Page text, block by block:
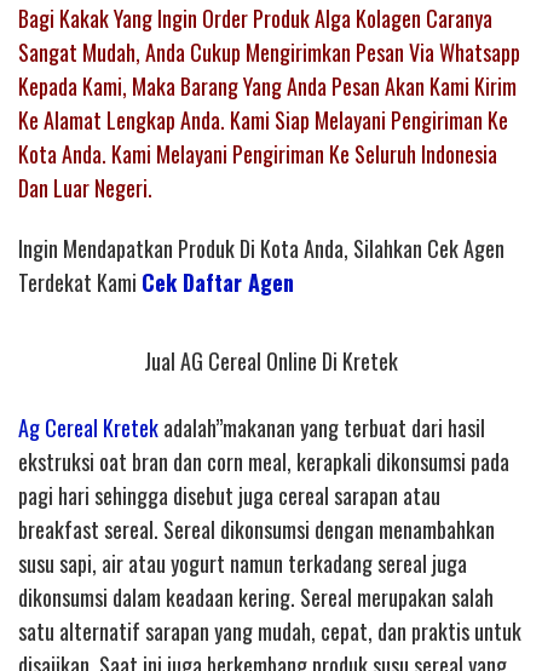
Bagi Kakak Yang Ingin Order Produk Alga Kolagen Caranya
Sangat Mudah, Anda Cukup Mengirimkan Pesan Via Whatsapp
Kepada Kami, Maka Barang Yang Anda Pesan Akan Kami Kirim
Ke Alamat Lengkap Anda. Kami Siap Melayani Pengiriman Ke
Kota Anda. Kami Melayani Pengiriman Ke Seluruh Indonesia
Dan Luar Negeri.
Ingin Mendapatkan Produk Di Kota Anda, Silahkan Cek Agen
Terdekat Kami Cek Daftar Agen
Jual AG Cereal Online Di Kretek
Ag Cereal Kretekadalah”makanan yang terbuat dari hasil
ekstruksi oat bran dan corn meal, kerapkali dikonsumsi pada
pagi hari sehingga disebut juga cereal sarapan atau
breakfast sereal. Sereal dikonsumsi dengan menambahkan
susu sapi, air atau yogurt namun terkadang sereal juga
dikonsumsi dalam keadaan kering. Sereal merupakan salah
satu alternatif sarapan yang mudah, cepat, dan praktis untuk